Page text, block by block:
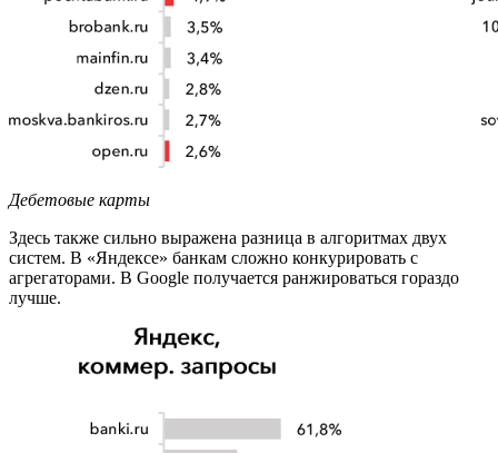
Дебетовые карты
Здесь также сильно выражена разница в алгоритмах двух
систем. В «Яндексе» банкам сложно конкурировать с
агрегаторами. В Google получается ранжироваться гораздо
лучше.